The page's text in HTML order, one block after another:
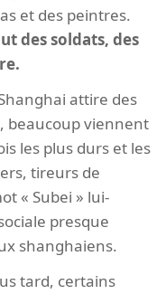
et des peintres.
des soldats, des
attire des
beaucoup viennent
les plus durs et les
tireurs de
« Subei » lui-
presque
shanghaiens.
tard, certains